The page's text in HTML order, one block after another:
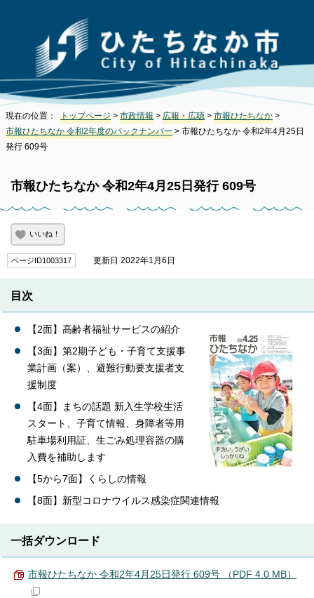
現在の位置： トップページ > 市政情報 > 広報・広聴 > 市報ひたちなか >
市報ひたちなか 令和2年度のバックナンバー > 市報ひたちなか 令和2年4月25日
発行 609号
市報ひたちなか 令和2年4月25日発行 609号
いいね！
ページID1003317 更新日 2022年1月6日
目次
【2面】高齢者福祉サービスの紹介
【3面】第2期子ども・子育て支援事
業計画（案）、避難行動要支援者支
援制度
【4面】まちの話題 新入生学校生活
スタート、子育て情報、身障者等用
駐車場利用証、生ごみ処理容器の購
入費を補助します
【5から7面】くらしの情報
【8面】新型コロナウイルス感染症関連情報
一括ダウンロード
市報ひたちなか 令和2年4月25日発行 609号 （PDF 4.0 MB）